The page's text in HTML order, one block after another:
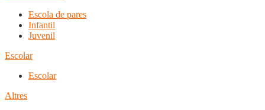
Escola de pares
Infantil
Juvenil
Escolar
Escolar
Altres